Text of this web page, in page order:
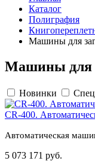
Каталог
Полиграфия
Машины для
Машины для
Новинки
CR-400.
Автоматическая
5 073 171 руб.